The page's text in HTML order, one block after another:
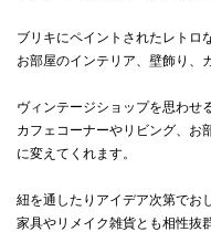
ブリキにペイントされたレトロ
お部屋のインテリア、壁飾り、
ヴィンテージショップを思わせ
カフェコーナーやリビング、お
に変えてくれます。
紐を通したりアイデア次第でお
家具やリメイク雑貨とも相性抜群